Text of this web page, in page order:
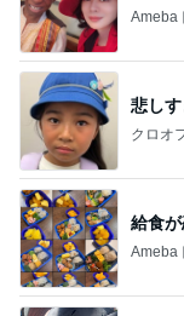
Ameba
悲しす
クロオ
給食
Ameba